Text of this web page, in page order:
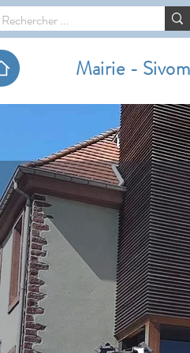
Mairie - Sivom